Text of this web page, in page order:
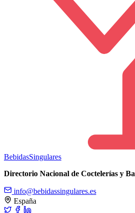
BebidasSingulares
Directorio Nacional de Coctelerías y
info@bebidassingulares.es
España